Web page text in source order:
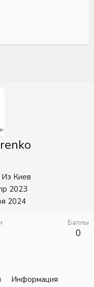
Из Киев
2023
2024
Баллы
0
Информация